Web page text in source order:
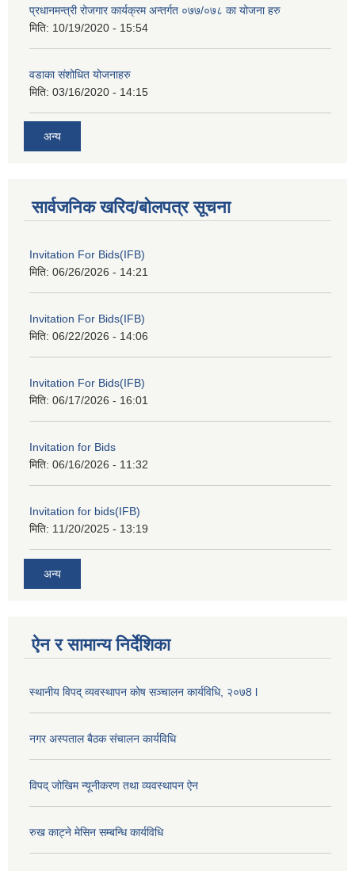
प्रधानमन्त्री रोजगार कार्यक्रम अन्तर्गत ०७७/०७८ का योजना हरु
मिति: 10/19/2020 - 15:54
वडाका संशोधित योजनाहरु
मिति: 03/16/2020 - 14:15
अन्य
सार्वजनिक खरिद/बोलपत्र सूचना
Invitation For Bids(IFB)
मिति: 06/26/2026 - 14:21
Invitation For Bids(IFB)
मिति: 06/22/2026 - 14:06
Invitation For Bids(IFB)
मिति: 06/17/2026 - 16:01
Invitation for Bids
मिति: 06/16/2026 - 11:32
Invitation for bids(IFB)
मिति: 11/20/2025 - 13:19
अन्य
ऐन र सामान्य निर्देशिका
स्थानीय विपद् व्यवस्थापन कोष सञ्चालन कार्यविधि, २०७8 l
नगर अस्पताल बैठक संचालन कार्यविधि
विपद् जोखिम न्यूनीकरण तथा व्यवस्थापन ऐन
रुख काट्ने मेसिन सम्बन्धि कार्यविधि